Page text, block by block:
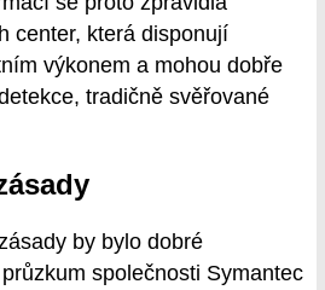
center, která disponují
výkonem a mohou dobře
tradičně svěřované
by bylo dobré
společnosti Symantec